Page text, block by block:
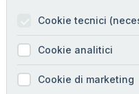
Alto
Privacy
Cookie
Cookie tecnici
Cookie analitici
Cookie di marketing